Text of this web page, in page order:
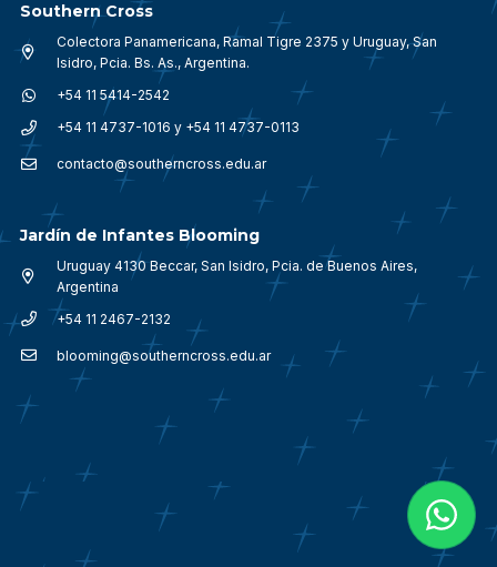
Southern Cross
Colectora Panamericana, Ramal Tigre 2375 y Uruguay, San
Isidro, Pcia. Bs. As., Argentina.
+54 11 5414-2542
+54 11 4737-1016 y +54 11 4737-0113
contacto@southerncross.edu.ar
Jardín de Infantes Blooming
Uruguay 4130 Beccar, San Isidro, Pcia. de Buenos Aires,
Argentina
+54 11 2467-2132
blooming@southerncross.edu.ar